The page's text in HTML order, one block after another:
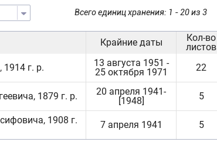
Всего единиц хранения: 1 - 20 из 3
Крайние даты
Кол-во
листов
г. р.
13 августа 1951 -
25 октября 1971
22
1879 г. р.
20 апреля 1941-
[1948]
5
1908 г.
7 апреля 1941 5